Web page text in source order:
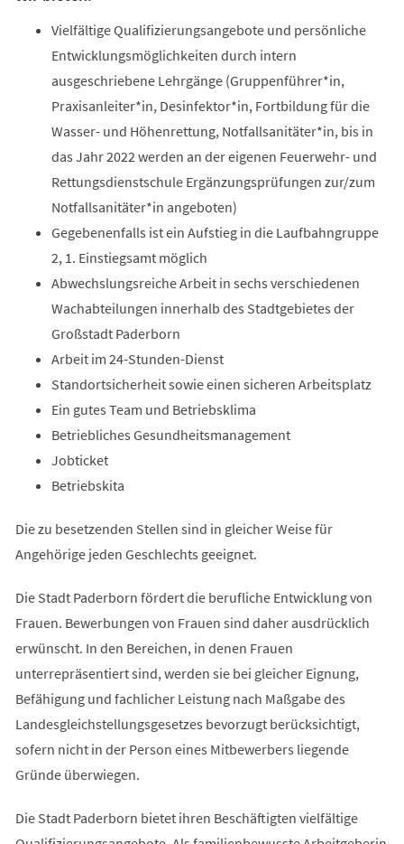
Vielfältige Qualifizierungsangebote und persönliche
Entwicklungsmöglichkeiten durch intern
ausgeschriebene Lehrgänge (Gruppenführer*in,
Praxisanleiter*in, Desinfektor*in, Fortbildung für die
Wasser- und Höhenrettung, Notfallsanitäter*in, bis in
das Jahr 2022 werden an der eigenen Feuerwehr- und
Rettungsdienstschule Ergänzungsprüfungen zur/zum
Notfallsanitäter*in angeboten)
Gegebenenfalls ist ein Aufstieg in die Laufbahngruppe
2, 1. Einstiegsamt möglich
Abwechslungsreiche Arbeit in sechs verschiedenen
Wachabteilungen innerhalb des Stadtgebietes der
Großstadt Paderborn
Arbeit im 24-Stunden-Dienst
Standortsicherheit sowie einen sicheren Arbeitsplatz
Ein gutes Team und Betriebsklima
Betriebliches Gesundheitsmanagement
Jobticket
Betriebskita
Die zu besetzenden Stellen sind in gleicher Weise für
Angehörige jeden Geschlechts geeignet.
Die Stadt Paderborn fördert die berufliche Entwicklung von
Frauen. Bewerbungen von Frauen sind daher ausdrücklich
erwünscht. In den Bereichen, in denen Frauen
unterrepräsentiert sind, werden sie bei gleicher Eignung,
Befähigung und fachlicher Leistung nach Maßgabe des
Landesgleichstellungsgesetzes bevorzugt berücksichtigt,
sofern nicht in der Person eines Mitbewerbers liegende
Gründe überwiegen.
Die Stadt Paderborn bietet ihren Beschäftigten vielfältige